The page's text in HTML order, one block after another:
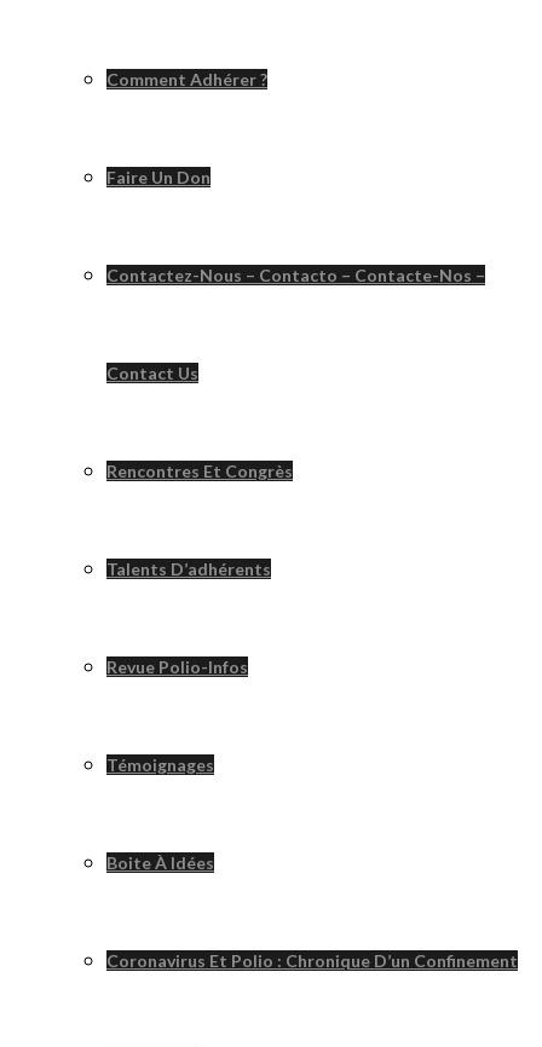
Comment Adhérer ?
Faire Un Don
Contactez-Nous – Contacto – Contacte-Nos –
Contact Us
Rencontres Et Congrès
Talents D’adhérents
Revue Polio-Infos
Témoignages
Boite À Idées
Coronavirus Et Polio : Chronique D’un Confinement